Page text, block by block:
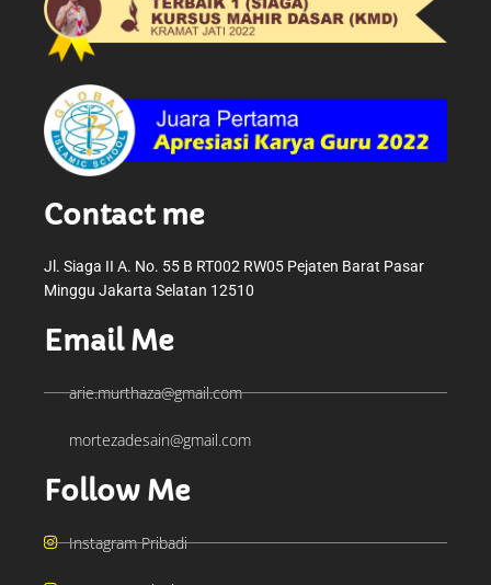
Contact me
Jl. Siaga II A. No. 55 B RT002 RW05 Pejaten Barat Pasar
Minggu Jakarta Selatan 12510
Email Me
arie.murthaza@gmail.com
mortezadesain@gmail.com
Follow Me
Instagram Pribadi